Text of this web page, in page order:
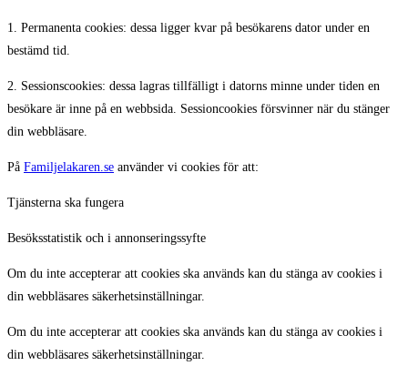
1. Permanenta cookies: dessa ligger kvar på besökarens dator under en
bestämd tid.
2. Sessionscookies: dessa lagras tillfälligt i datorns minne under tiden en
besökare är inne på en webbsida. Sessioncookies försvinner när du stänger
din webbläsare.
På Familjelakaren.se använder vi cookies för att:
Tjänsterna ska fungera
Besöksstatistik och i annonseringssyfte
Om du inte accepterar att cookies ska används kan du stänga av cookies i
din webbläsares säkerhetsinställningar.
Om du inte accepterar att cookies ska används kan du stänga av cookies i
din webbläsares säkerhetsinställningar.